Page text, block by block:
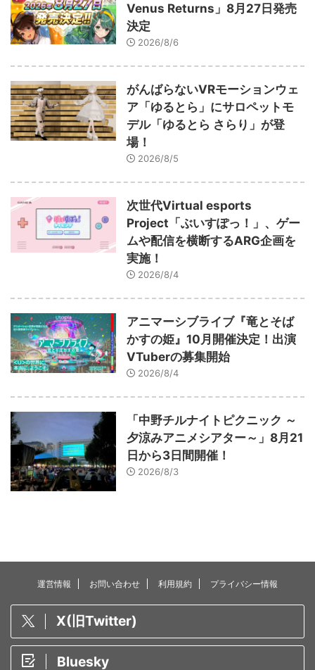
Venus Returns」8月27日発売
決定
2026/8/6
がんばらないVRモーションウェ
ア「ゆるとら」にサロペットモ
デル「ゆるとら さらり」が登
場！
2026/8/5
次世代Virtual esports
Project「ぶいすぽっ！」、ゲー
ムや配信を横断するARG企画を
実施！
2026/8/4
アニマーシブライブ『竜とそば
かすの姫』10月開催決定！出演
VTuberの募集開始
2026/8/4
「中野チルナイトピクニック ～
夕涼みアニメシアター～」8月21
日から3日間開催！
2026/8/3
運営情報 お問い合わせ 利用規約 プライバシー情報
X(旧Twitter)
Bluesky